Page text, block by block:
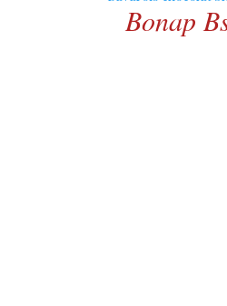
Bonap